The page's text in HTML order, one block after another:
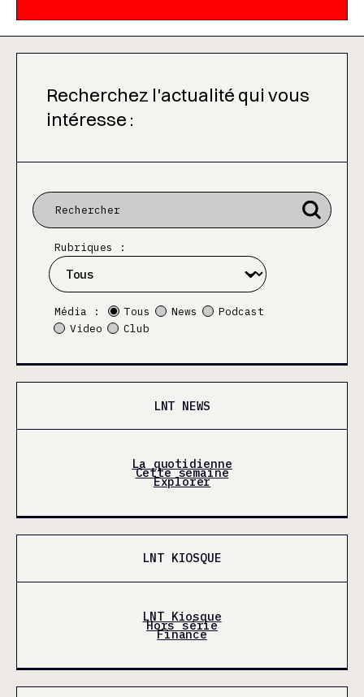
Recherchez l'actualité qui vous
intéresse :
Rubriques :
Média : Tous News
Podcast
Video
Club
LNT NEWS
La quotidienne
Cette semaine
Explorer
LNT KIOSQUE
LNT Kiosque
Hors série
Finance